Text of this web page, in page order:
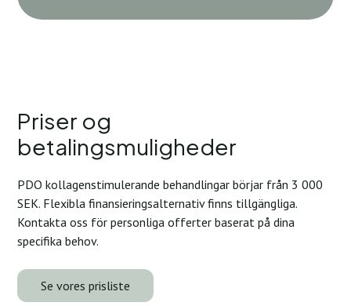
Priser og
betalingsmuligheder
PDO kollagenstimulerande behandlingar börjar från 3 000
SEK. Flexibla finansieringsalternativ finns tillgängliga.
Kontakta oss för personliga offerter baserat på dina
specifika behov.
Se vores prisliste